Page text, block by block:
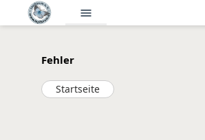
menu
Fehler
Startseite